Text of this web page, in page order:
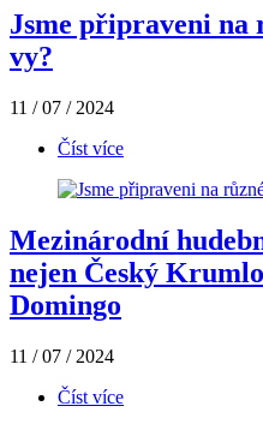
Jsme připraveni na
vy?
11 / 07 / 2024
Číst více
Mezinárodní
nejen Český
Domingo
11 / 07 / 2024
Číst více